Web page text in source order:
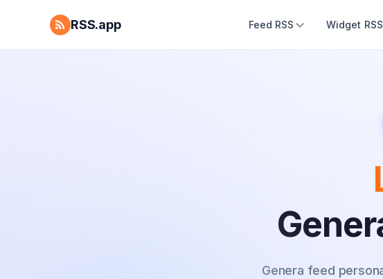
RSS.app Feed RSS Widget RSS
Genera feed